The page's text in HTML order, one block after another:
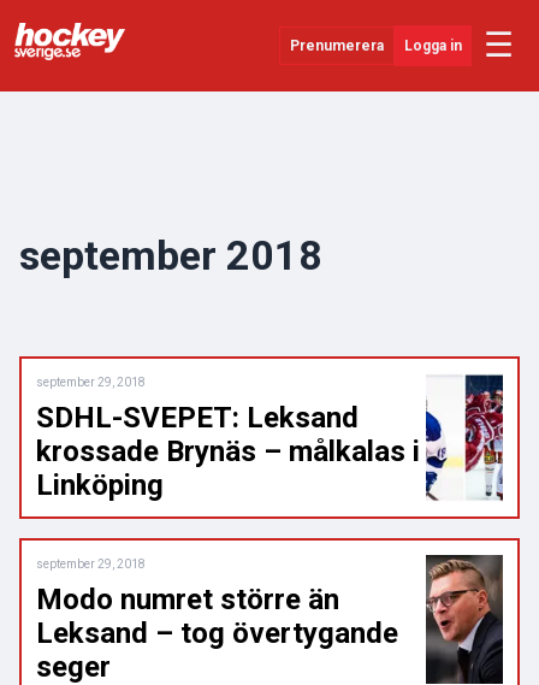
Prenumerera Logga in ☰
Evenemang
september 2018
september 29, 2018
SDHL-SVEPET: Leksand
krossade Brynäs – målkalas i
Linköping
september 29, 2018
Modo numret större än
Leksand – tog övertygande
seger